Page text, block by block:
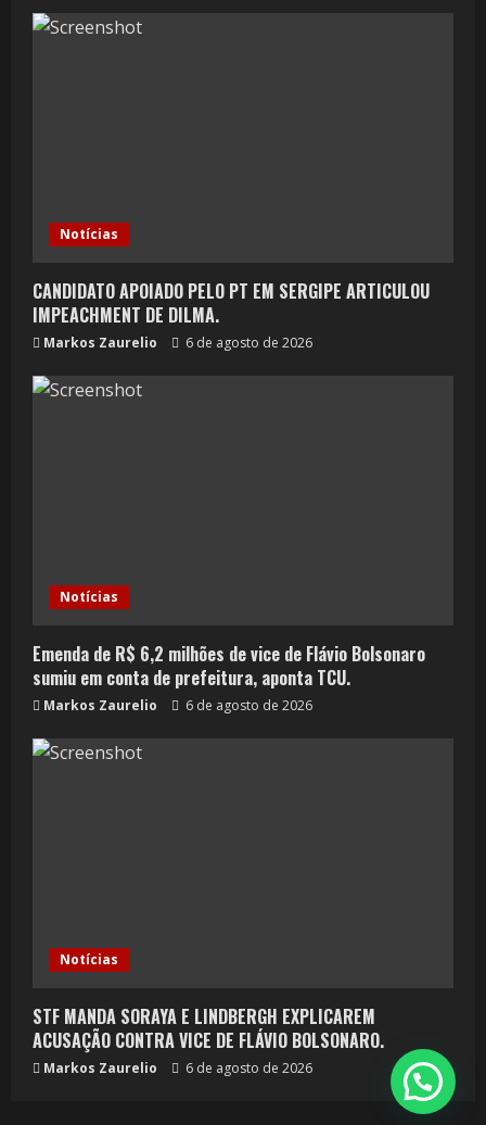
Notícias
CANDIDATO APOIADO PELO PT EM SERGIPE ARTICULOU
IMPEACHMENT DE DILMA.
Markos Zaurelio 6 de agosto de 2026
Notícias
Emenda de R$ 6,2 milhões de vice de Flávio Bolsonaro
sumiu em conta de prefeitura, aponta TCU.
Markos Zaurelio 6 de agosto de 2026
Notícias
STF MANDA SORAYA E LINDBERGH EXPLICAREM
ACUSAÇÃO CONTRA VICE DE FLÁVIO BOLSONARO.
Markos Zaurelio 6 de agosto de 2026